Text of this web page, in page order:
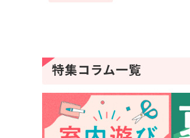
特集コラム一覧